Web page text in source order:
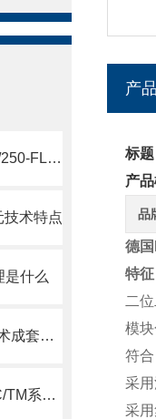
氧气防回火安全阀RL-50-Z-ST/250-FL参数
技术特点
是什么
KRACHT克拉克齿轮泵提供技术成套组装
德国KRACHT克拉克流量计VC/TM系列说明
产
标
产
品
德
特征
二
模
符
采
采